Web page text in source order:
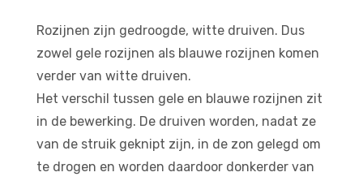
Rozijnen zijn gedroogde, witte druiven. Dus
zowel gele rozijnen als blauwe rozijnen komen
verder van witte druiven.
Het verschil tussen gele en blauwe rozijnen zit
in de bewerking. De druiven worden, nadat ze
van de struik geknipt zijn, in de zon gelegd om
te drogen en worden daardoor donkerder van